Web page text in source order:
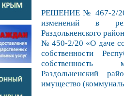
РЕШЕНИЕ № 467-2/20
изменений в
Раздольненского
№ 450-2/20 «О даче
собственности
собственность
Раздольненский
имущество